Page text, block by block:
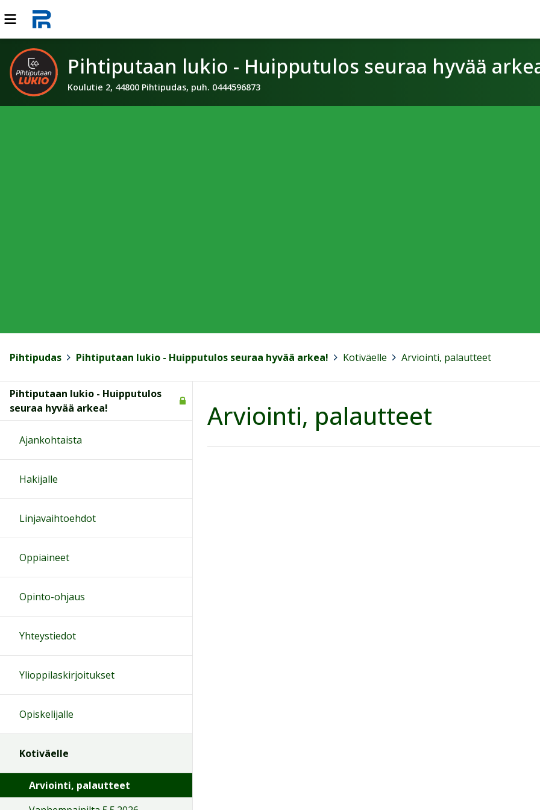
Pihtiputaan lukio - Huipputulos seuraa hyvää
Koulutie 2, 44800 Pihtipudas, puh. 0444596873
Pihtipudas Pihtiputaan lukio - Huipputulos seuraa hyvää arkea! Kotiväelle Arviointi, palautteet
Arviointi, palautteet
Pihtiputaan lukio - Huipputulos
seuraa hyvää arkea!
Ajankohtaista
Hakijalle
Linjavaihtoehdot
Oppiaineet
Opinto-ohjaus
Yhteystiedot
Ylioppilaskirjoitukset
Opiskelijalle
Kotiväelle
Arviointi, palautteet